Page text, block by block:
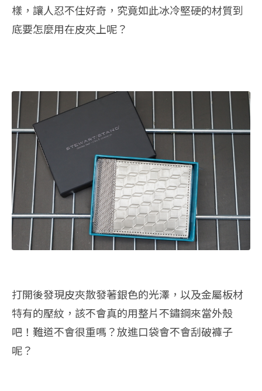
樣，讓人忍不住好奇，究竟如此冰冷堅硬的材質到
底要怎麼用在皮夾上呢？
打開後發現皮夾散發著銀色的光澤，以及金屬板材
特有的壓紋，該不會真的用整片不鏽鋼來當外殼
吧！難道不會很重嗎？放進口袋會不會刮破褲子
呢？